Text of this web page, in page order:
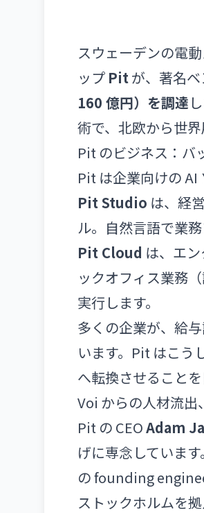
スウェーデンの電
ップ Pitが、著名
160 億円）を調達
術で、北欧から世
Pit のビジネス：バ
Pit は企業向けの AI
Pit Studio は、経
ル。自然言語で業
Pit Cloud は、エ
ックオフィス業務
実行します。
多くの企業が、給
います。Pit はこう
へ転換させることを
Voi からの人材流
Pit の CEOAdam
げに専念していま
の founding
ストックホルムを